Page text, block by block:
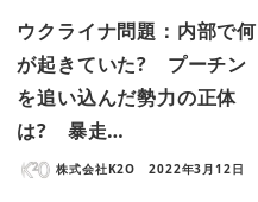
ウクライナ問題：内部で何
が起きていた? プーチン
を追い込んだ勢力の正体
は? 暴走…
株式会社K2O 2022年3月12日